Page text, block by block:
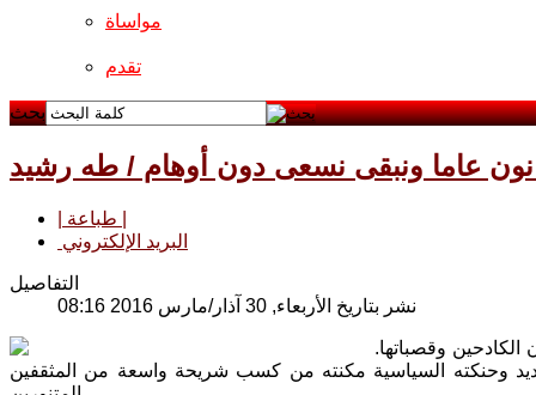
مواساة
تقدم
بحث
عاما ونبقى نسعى دون أوهام / طه رشيد
البريد الإلكتروني
التفاصيل
نشر بتاريخ الأربعاء, 30 آذار/مارس 2016 08:16
وقصباتها.
وحنكته السياسية مكنته من كسب شريحة واسعة من المثقفين